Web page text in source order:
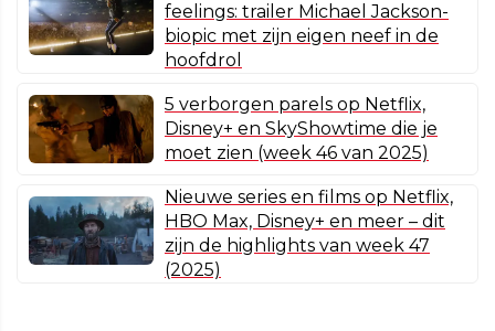
feelings: trailer Michael Jackson-
biopic met zijn eigen neef in de
hoofdrol
5 verborgen parels op Netflix,
Disney+ en SkyShowtime die je
moet zien (week 46 van 2025)
Nieuwe series en films op Netflix,
HBO Max, Disney+ en meer – dit
zijn de highlights van week 47
(2025)